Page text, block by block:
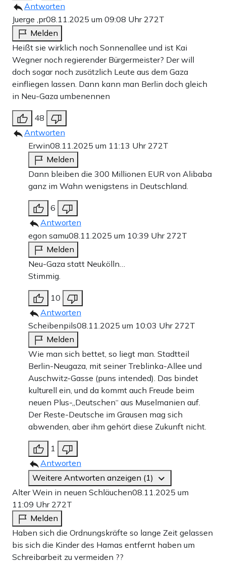
Antworten
Juerge ,pr08.11.2025 um 09:08 Uhr 272T
Melden
Heißt sie wirklich noch Sonnenallee und ist Kai
Wegner noch regierender Bürgermeister? Der will
doch sogar noch zusätzlich Leute aus dem Gaza
einfliegen lassen. Dann kann man Berlin doch gleich
in Neu-Gaza umbenennen
48
Antworten
Erwin08.11.2025 um 11:13 Uhr 272T
Melden
Dann bleiben die 300 Millionen EUR von Alibaba
ganz im Wahn wenigstens in Deutschland.
6
Antworten
egon samu08.11.2025 um 10:39 Uhr 272T
Melden
Neu-Gaza statt Neukölln…
Stimmig.
10
Antworten
Scheibenpils08.11.2025 um 10:03 Uhr 272T
Melden
Wie man sich bettet, so liegt man. Stadtteil
Berlin-Neugaza, mit seiner Treblinka-Allee und
Auschwitz-Gasse (puns intended). Das bindet
kulturell ein, und da kommt auch Freude beim
neuen Plus-„Deutschen“ aus Muselmanien auf.
Der Reste-Deutsche im Grausen mag sich
abwenden, aber ihm gehört diese Zukunft nicht.
1
Antworten
Weitere Antworten anzeigen (1)
Alter Wein in neuen Schläuchen08.11.2025 um
11:09 Uhr 272T
Melden
Haben sich die Ordnungskräfte so lange Zeit gelassen
bis sich die Kinder des Hamas entfernt haben um
Schreibarbeit zu vermeiden ??